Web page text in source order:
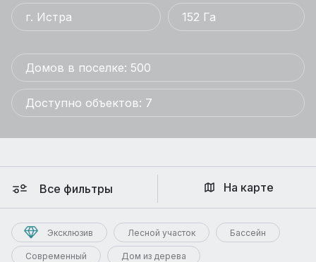
г. Истра 152 Га
Домов в поселке: 500
Доступно объектов: 7
Все фильтры
Эксклюзив Лесной участок Бассейн
Современный Дом из дерева
На карте